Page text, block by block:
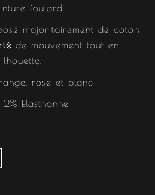
foulard
majoritairement de coton
de mouvement tout en
rose et blanc
Elasthanne